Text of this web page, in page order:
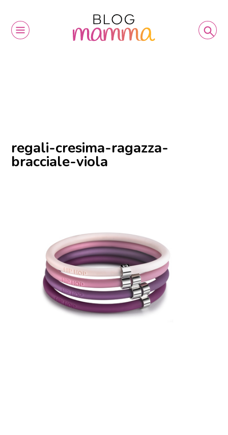
regali-cresima-ragazza-
bracciale-viola